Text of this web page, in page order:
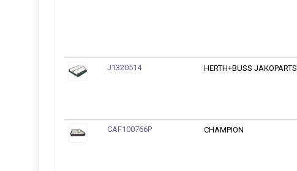
J1320514 HERTH+BUSS JAKOPARTS
CAF100766P CHAMPION